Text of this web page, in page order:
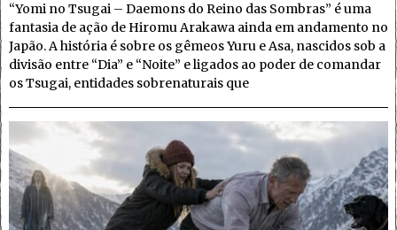
“Yomi no Tsugai – Daemons do Reino das Sombras” é uma
fantasia de ação de Hiromu Arakawa ainda em andamento no
Japão. A história é sobre os gêmeos Yuru e Asa, nascidos sob a
divisão entre “Dia” e “Noite” e ligados ao poder de comandar
os Tsugai, entidades sobrenaturais que